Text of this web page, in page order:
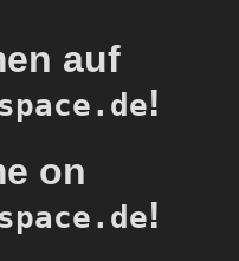
auf
!
on
!